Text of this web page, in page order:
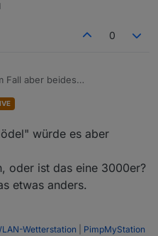
0
Fall aber beides
App wie
post/346111also ne Froggit
würde es aber
oder ist das eine 3000er?
etwas anders.
Wetterstation PimpMyStation